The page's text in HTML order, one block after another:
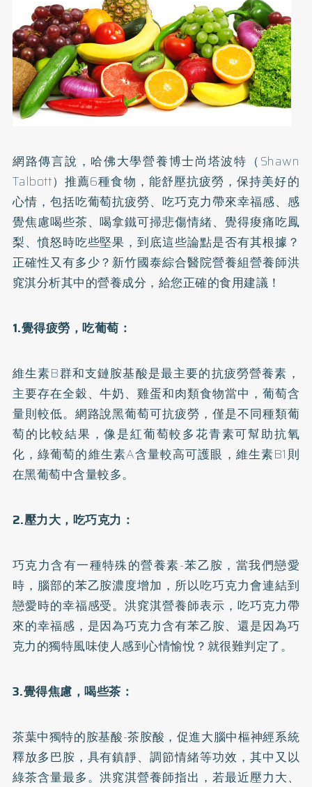
網路傳言說，哈佛大學營養博士尚塔波特（Shawn
Talbott）推薦6種食物，能舒壓抗疲勞，保持美好的
心情，包括吃葡萄抗疲勞、吃巧克力帶來幸福感、感
覺焦慮喝些茶、喝拿鐵可掃悲傷情緒、覺得痠痛吃鳳
梨、憤怒時吃些堅果，到底這些論點是否有其根據？
正確性又有多少？新竹國泰綜合醫院營養組營養師洪
窕淇分析其中的營養成分，給您正確的食用建議！
1.覺得疲勞，吃葡萄：
維生素B群和支鏈胺基酸是最主要的抗疲勞營養素，
主要存在全穀、牛奶、雞蛋和肉類食物當中，葡萄含
量則較低。網路說黑葡萄可抗疲勞，僅是不同種類葡
萄的比較結果，像是紅葡萄較多花青素可幫助抗氧
化，綠葡萄的維生素A含量較高可護眼，維生素B1則
在黑葡萄中含量較多。
2.壓力大，吃巧克力：
巧克力含有一種特殊的營養素-苯乙胺，當我們戀愛
時，腦部的苯乙胺濃度增加，所以吃巧克力會連結到
戀愛時的幸福感受。洪窕淇營養師表示，吃巧克力帶
來的幸福感，是因為巧克力含有苯乙胺、還是因為巧
克力的獨特風味使人感到心情愉悅？就很難判定了。
3.覺得焦慮，喝些茶：
茶葉中獨特的胺基酸-茶胺酸，促進大腦中樞神經系統
釋放多巴胺，具有鎮靜、調節情緒等功效，其中又以
綠茶含量最多。洪窕淇營養師指出，若最近壓力大、